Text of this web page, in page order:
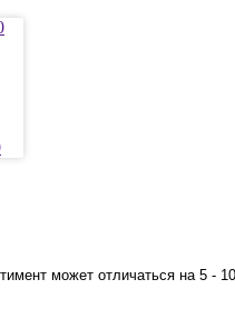
может отличаться на 5 -